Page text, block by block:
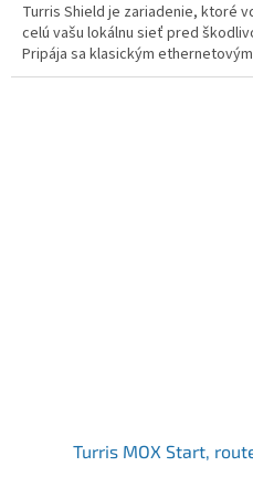
Turris Shield je zariadenie, ktoré
celú vašu lokálnu sieť pred
Pripája sa klasickým
Turris MOX Start,